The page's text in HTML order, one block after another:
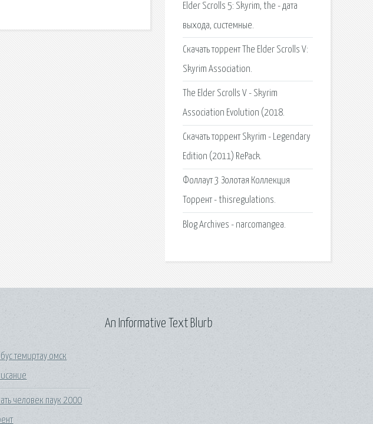
Elder Scrolls 5: Skyrim, the - дата
выхода, системные.
Скачать торрент The Elder Scrolls V:
Skyrim Association.
The Elder Scrolls V - Skyrim
Association Evolution (2018.
Скачать торрент Skyrim - Legendary
Edition (2011) RePack.
Фоллаут 3 Золотая Коллекция
Торрент - thisregulations.
Blog Archives - narcomangea.
темиртау омск
человек паук 2000
An Informative Text Blurb